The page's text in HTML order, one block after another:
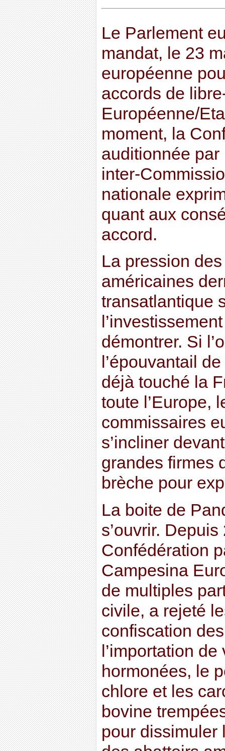
Le Parlement
mandat, le 23
européenne
accords de
Européenne/
moment, la
auditionnée
inter-
nationale
quant aux
accord.
La pression
américaines
transatlantique
démontrer. Si
l’épouvantail
déjà touché la
toute l’Europe,
commissaires
s’incliner
grandes firmes
brèche pour
La boite de
s’ouvrir.
Confédération
Campesina
de multiples
civile, a rejeté
confiscation
l’importation
hormonées, le
chlore et les
bovine
pour dissimuler